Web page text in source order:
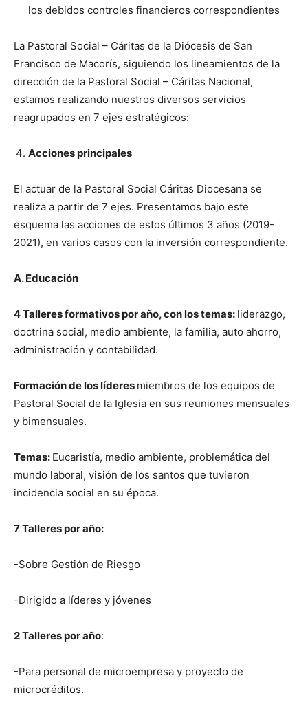
los debidos controles financieros correspondientes
La Pastoral Social – Cáritas de la Diócesis de San
Francisco de Macorís, siguiendo los lineamientos de la
dirección de la Pastoral Social – Cáritas Nacional,
estamos realizando nuestros diversos servicios
reagrupados en 7 ejes estratégicos:
Acciones principales
El actuar de la Pastoral Social Cáritas Diocesana se
realiza a partir de 7 ejes. Presentamos bajo este
esquema las acciones de estos últimos 3 años (2019-
2021), en varios casos con la inversión correspondiente.
A. Educación
4 Talleres formativos por año, con los temas: liderazgo,
doctrina social, medio ambiente, la familia, auto ahorro,
administración y contabilidad.
Formación de los líderes miembros de los equipos de
Pastoral Social de la Iglesia en sus reuniones mensuales
y bimensuales.
Temas: Eucaristía, medio ambiente, problemática del
mundo laboral, visión de los santos que tuvieron
incidencia social en su época.
7 Talleres por año:
-Sobre Gestión de Riesgo
-Dirigido a líderes y jóvenes
2 Talleres por año:
-Para personal de microempresa y proyecto de
microcréditos.